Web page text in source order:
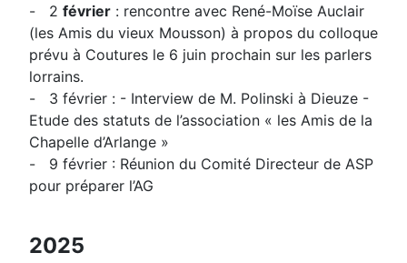
- 2 février : rencontre avec René-Moïse Auclair
(les Amis du vieux Mousson) à propos du colloque
prévu à Coutures le 6 juin prochain sur les parlers
lorrains.
- 3 février : - Interview de M. Polinski à Dieuze -
Etude des statuts de l’association « les Amis de la
Chapelle d’Arlange »
- 9 février : Réunion du Comité Directeur de ASP
pour préparer l’AG
2025